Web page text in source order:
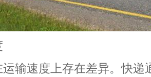
输速度上存在差异。快递